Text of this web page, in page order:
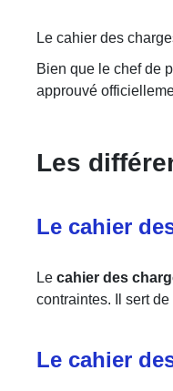
Le cahier des
Bien que le chef de
approuvé
Les
Le cahier
Le cahier des
contraintes. Il sert
Le cahier